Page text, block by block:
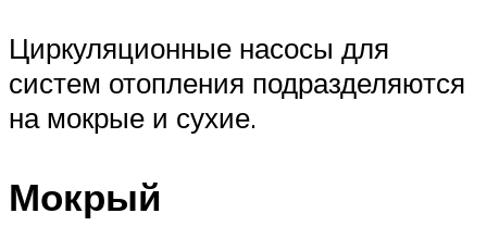
Циркуляционные насосы для
систем отопления подразделяются
на мокрые и сухие.
Мокрый